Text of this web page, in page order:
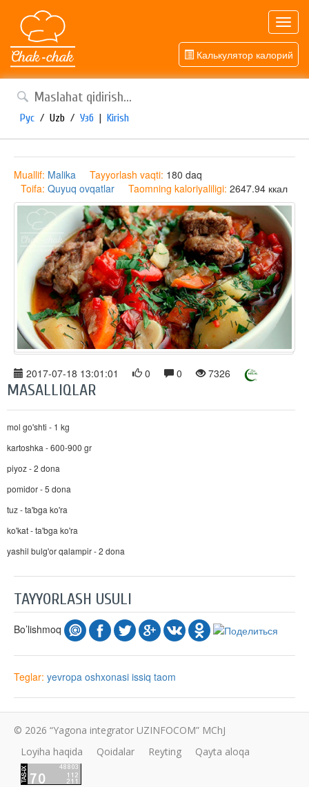
Калькулятор калорий
Рус / Uzb / Узб | Kirish
Muallif: Malika Tayyorlash vaqti: 180 daq
Toifa: Quyuq ovqatlar Taomning kaloriyaliligi: 2647.94 ккал
2017-07-18 13:01:01 0 0 7326
MASALLIQLAR
mol go'shti - 1 kg
kartoshka - 600-900 gr
piyoz - 2 dona
pomidor - 5 dona
tuz - ta'bga ko'ra
ko'kat - ta'bga ko'ra
yashil bulg'or qalampir - 2 dona
TAYYORLASH USULI
Bo’lishmoq
Teglar: yevropa oshxonasi issiq taom
© 2026 “Yagona integrator UZINFOCOM” MChJ
Loyiha haqida
Qoidalar Reyting Qayta aloqa